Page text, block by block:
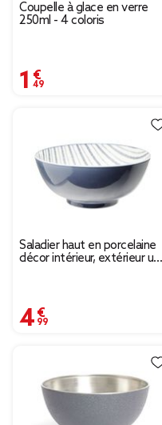
Coupelle à glace en verre
250ml - 4 coloris
1,49 €
Saladier haut en porcelaine
décor intérieur, extérieur uni
4,99 €